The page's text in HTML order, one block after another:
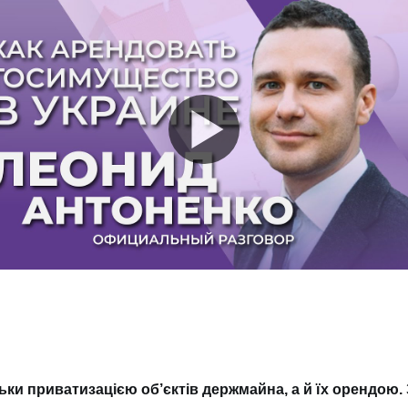
приватизацією об’єктів держмайна, а й їх